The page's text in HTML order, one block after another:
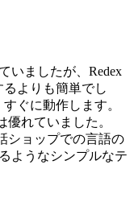
いましたが、Redex
よりも簡単でし
ぐに動作します。
優れていました。
ショップでの言語の
ようなシンプルなテ